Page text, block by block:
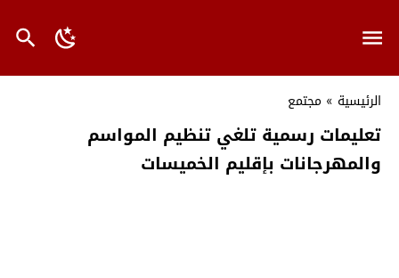
الرئيسية » مجتمع
تعليمات رسمية تلغي تنظيم المواسم
والمهرجانات بإقليم الخميسات